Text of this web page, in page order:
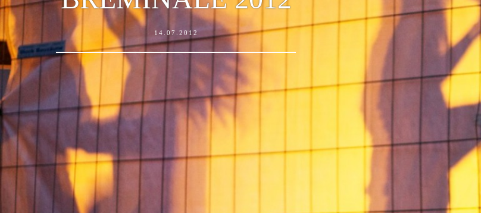
14.07.2012